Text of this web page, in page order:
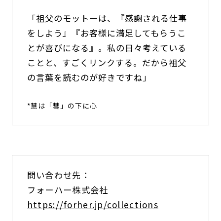
「祖父のモットーは、『感謝される仕事
をしよう』『お客様に満足してもらうこ
とが喜びになる』。私の日々考えている
ことと、すごくリンクする。だから祖父
の言葉を読むのが好きですね」
*慧は「彗」の下に心
問い合わせ先：
フォーハー株式会社
https://forher.jp/collections